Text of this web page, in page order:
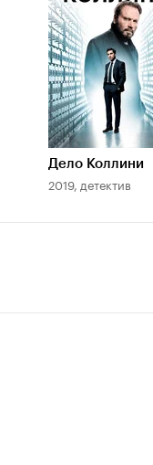
Дело Коллини
2019, детектив